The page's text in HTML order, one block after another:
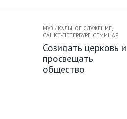
МУЗЫКАЛЬНОЕ СЛУЖЕНИЕ,
САНКТ-ПЕТЕРБУРГ, СЕМИНАР
Созидать церковь и
просвещать
общество